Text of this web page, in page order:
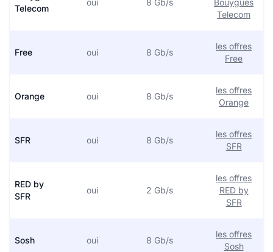
Telecom
oui 8 Gb/s
Bouygues
Telecom
Free oui 8 Gb/s
les offres
Free
Orange oui 8 Gb/s
les offres
Orange
SFR oui 8 Gb/s
les offres
SFR
RED by
SFR
oui 2 Gb/s
les offres
RED by
SFR
Sosh oui 8 Gb/s
les offres
Sosh